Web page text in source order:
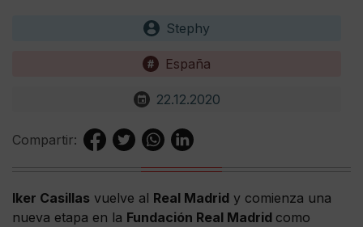
Stephy
España
22.12.2020
Compartir:
Iker Casillas vuelve al Real Madrid y comienza una
nueva etapa en la Fundación Real Madrid como